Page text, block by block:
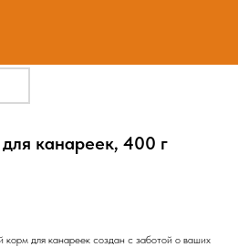
канареек, 400 г
для канареек создан с заботой о ваших